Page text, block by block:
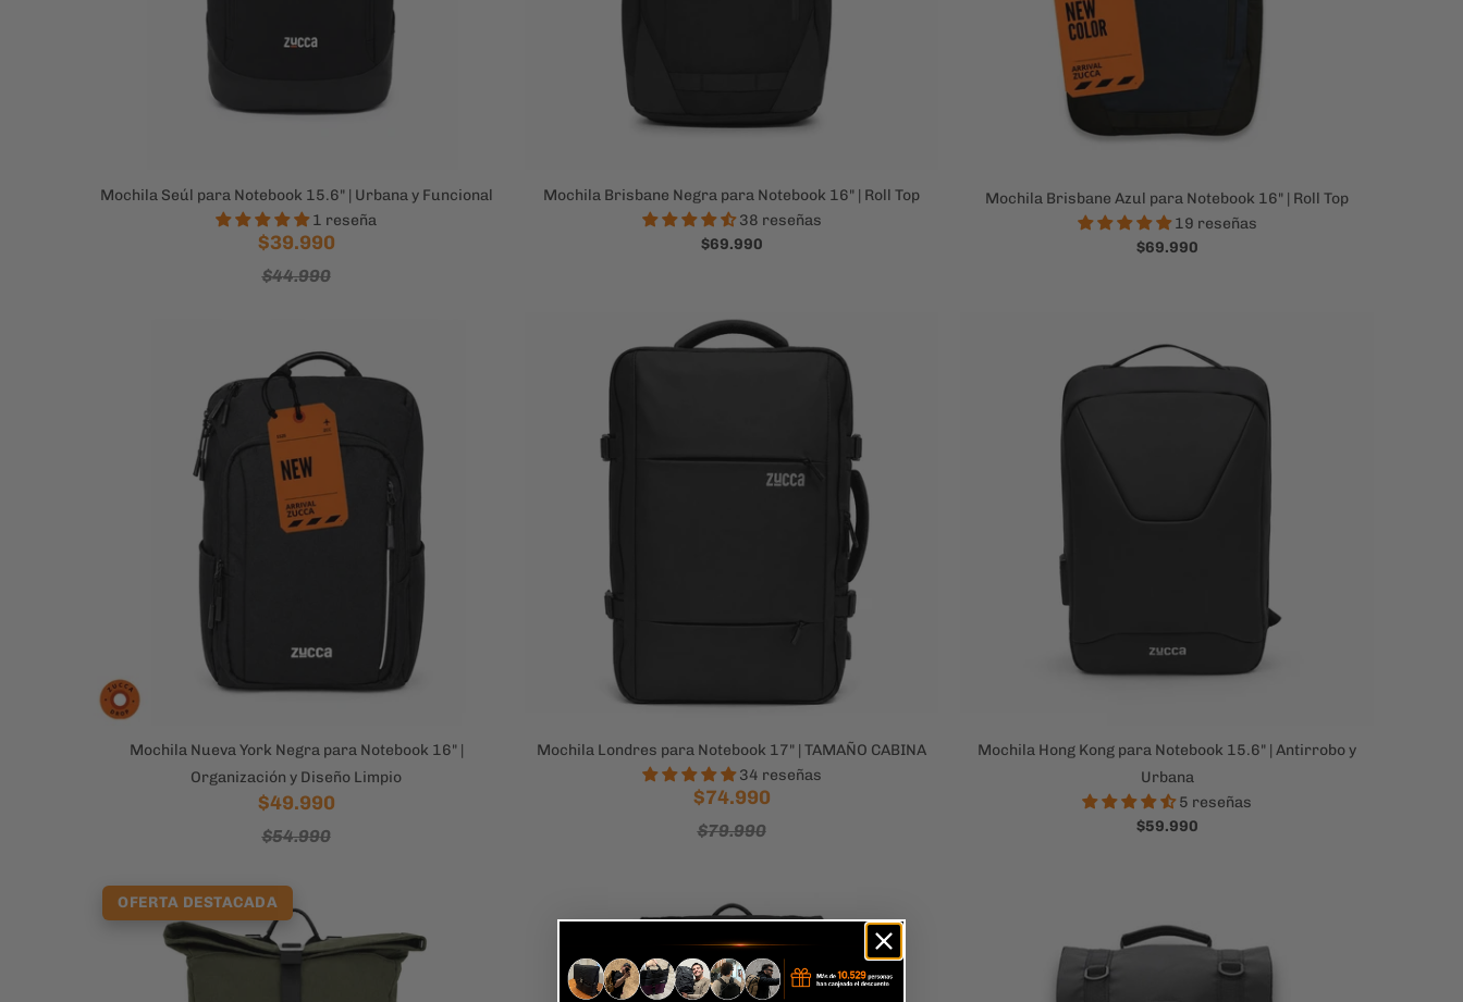
Mochila Seúl para Notebook 15.6" | Urbana y Funcional
1 reseña
$39.990
$44.990
Mochila Brisbane Negra para Notebook 16" | Roll Top
38 reseñas
$69.990
Mochila Brisbane Azul para Notebook 16" | Roll Top
19 reseñas
$69.990
Mochila Nueva York Negra para Notebook 16" |
Organización y Diseño Limpio
$49.990
$54.990
Mochila Londres para Notebook 17" | TAMAÑO CABINA
34 reseñas
$74.990
$79.990
Mochila Hong Kong para Notebook 15.6" | Antirrobo y
Urbana
5 reseñas
$59.990
OFERTA DESTACADA